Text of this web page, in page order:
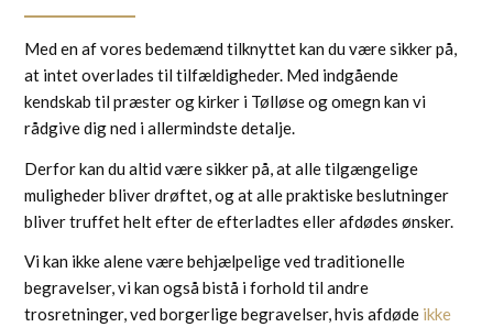
Med en af vores bedemænd tilknyttet kan du være sikker på,
at intet overlades til tilfældigheder. Med indgående
kendskab til præster og kirker i Tølløse og omegn kan vi
rådgive dig ned i allermindste detalje.
Derfor kan du altid være sikker på, at alle tilgængelige
muligheder bliver drøftet, og at alle praktiske beslutninger
bliver truffet helt efter de efterladtes eller afdødes ønsker.
Vi kan ikke alene være behjælpelige ved traditionelle
begravelser, vi kan også bistå i forhold til andre
trosretninger, ved borgerlige begravelser, hvis afdøde ikke